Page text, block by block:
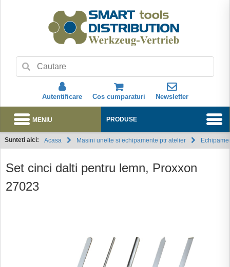
Autentificare Cos cumparaturi Newsletter
Abonare
PRODUSE
MENIU
Sunteti aici: Acasa Masini unelte si echipamente ptr atelier
Set cinci dalti pentru lemn, Proxxon
27023